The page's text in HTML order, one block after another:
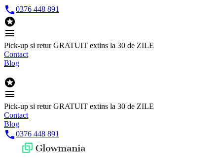
0376 448 891

menu
Pick-up si retur GRATUIT extins la 30 de ZILE
Contact
Blog

menu
Pick-up si retur GRATUIT extins la 30 de ZILE
Contact
Blog
0376 448 891